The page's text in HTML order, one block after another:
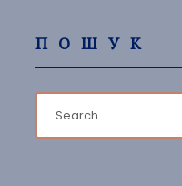
ПОШУК